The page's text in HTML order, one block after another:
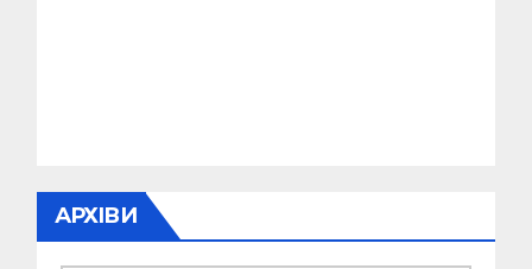
АРХІВИ